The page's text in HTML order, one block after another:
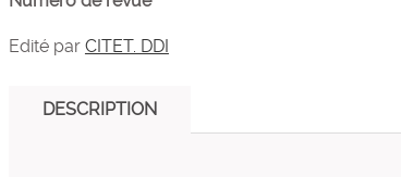
Edité par CITET. DDI
DESCRIPTION